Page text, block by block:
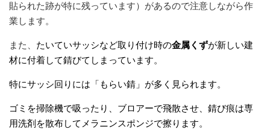
貼られた跡が特に残っています）があるので注意しながら作
業します。
また、 たいていサッシなど取り付け時の金属くずが新しい建
材に付着して錆びてしまっています。
特にサッシ回りには「もらい錆」が多く見られます。
ゴミを掃除機で吸ったり、ブロアーで飛散させ、錆び痕は専
用洗剤を散布してメ ラニンスポンジで擦ります。